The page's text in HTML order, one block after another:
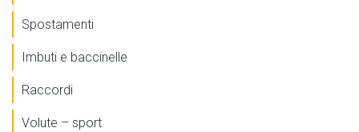
Spostamenti
Imbuti e baccinelle
Raccordi
Volute – sport